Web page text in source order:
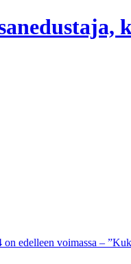
edelleen voimassa –